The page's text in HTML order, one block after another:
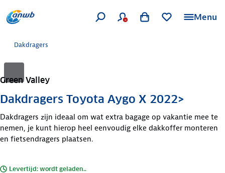
Menu
Dakdragers
Green Valley
Dakdragers Toyota Aygo X 2022>
Dakdragers zijn ideaal om wat extra bagage op vakantie mee te
nemen, je kunt hierop heel eenvoudig elke dakkoffer monteren
en fietsendragers plaatsen.
Levertijd: wordt geladen..